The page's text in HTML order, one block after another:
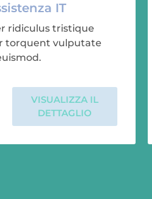
IT
ridiculus tristique
torquent vulputate
VISUALIZZA IL
DETTAGLIO